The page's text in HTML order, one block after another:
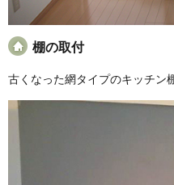
棚の取付
古くなった網タイプのキッチン